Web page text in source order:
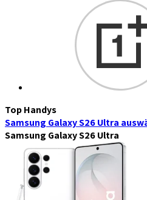
Top Handys
Samsung Galaxy S26 Ultra
Samsung Galaxy S26 Ultra